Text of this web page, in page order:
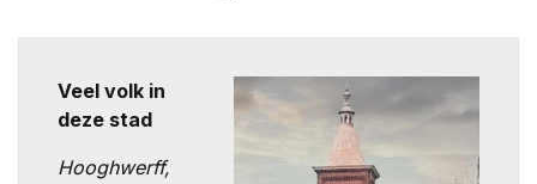
Veel volk in
deze stad
Hooghwerff,